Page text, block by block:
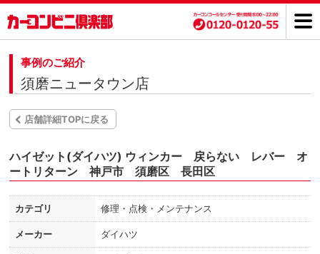
事例のご紹介
須磨ニュータウン店
店舗詳細TOPに戻る
ハイゼット(ダイハツ) ウィンカー 戻らない レバー オ
ートリターン 神戸市 須磨区 長田区
カテゴリ 修理・点検・メンテナンス
メーカー ダイハツ